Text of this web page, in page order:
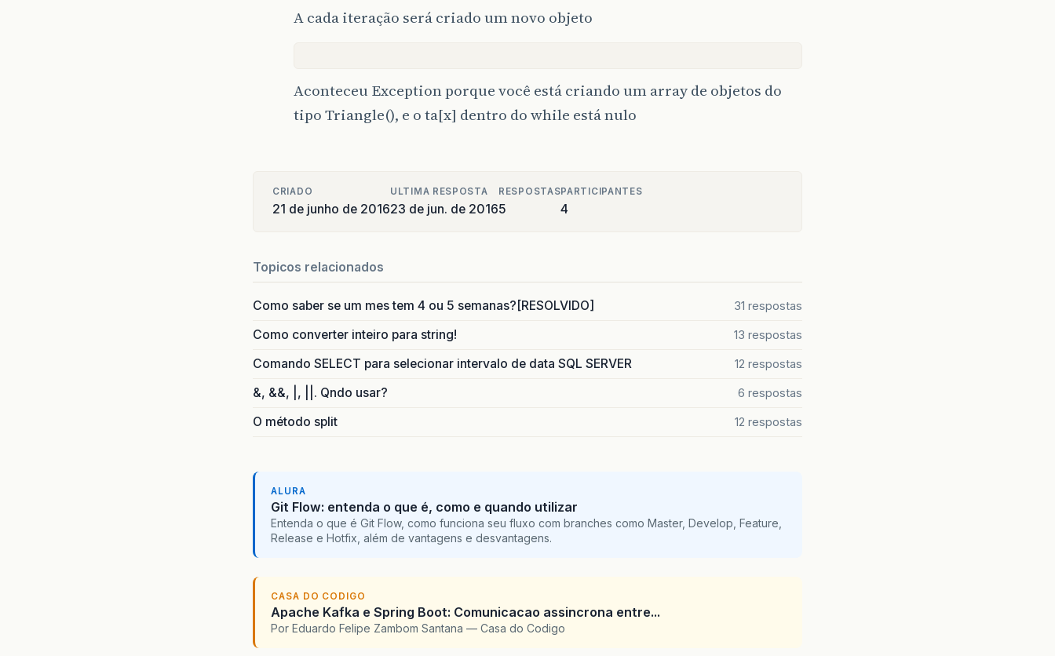
A cada iteração será criado um novo objeto
Aconteceu Exception porque você está criando um array de objetos do
tipo Triangle(), e o ta[x] dentro do while está nulo
CRIADO
21 de junho de 2016
ULTIMA RESPOSTA
23 de jun. de 2016
RESPOSTAS
5
PARTICIPANTES
4
Topicos relacionados
Como saber se um mes tem 4 ou 5 semanas?[RESOLVIDO] 31 respostas
Como converter inteiro para string! 13 respostas
Comando SELECT para selecionar intervalo de data SQL SERVER 12 respostas
&, &&, |, ||. Qndo usar? 6 respostas
O método split 12 respostas
ALURA
Git Flow: entenda o que é, como e quando utilizar
Entenda o que é Git Flow, como funciona seu fluxo com branches como Master, Develop, Feature,
Release e Hotfix, além de vantagens e desvantagens.
CASA DO CODIGO
Apache Kafka e Spring Boot: Comunicacao assincrona entre...
Por Eduardo Felipe Zambom Santana — Casa do Codigo